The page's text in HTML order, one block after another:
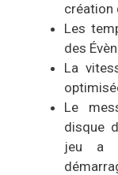
création
Les
des
La
Le
disque
jeu a